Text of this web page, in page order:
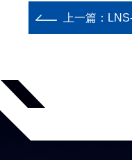
上一篇：